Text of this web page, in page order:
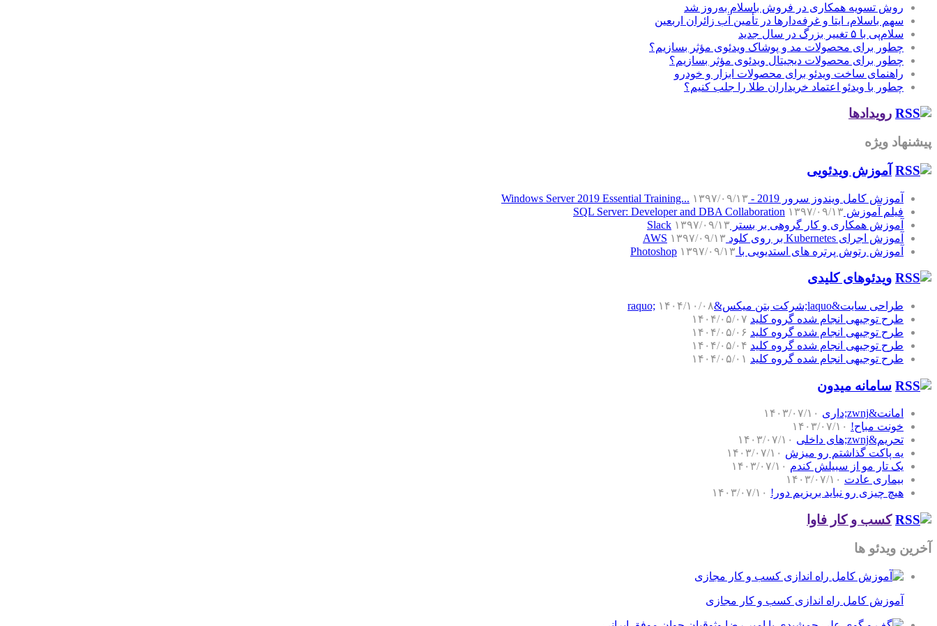
روش تسویه همکاری در فروش باسلام به‌روز شد
سهم باسلام، ایتا و غرفه‌دارها در تأمین آب زائران اربعین
سلام‌پی با ۵ تغییر بزرگ در سال جدید
چطور برای محصولات مد و پوشاک ویدئوی مؤثر بسازیم؟
چطور برای محصولات دیجیتال ویدئوی مؤثر بسازیم؟
راهنمای ساخت ویدئو برای محصولات ابزار و خودرو
چطور با ویدئو اعتماد خریداران طلا را جلب کنیم؟
رویدادها
پیشنهاد ویژه
آموزش‌ ویدئویی
آموزش کامل ویندوز سرور 2019 - Windows Server 2019 Essential Training...
۱۳۹۷/۰۹/۱۳
فیلم آموزش SQL Server: Developer and DBA Collaboration ۱۳۹۷/۰۹/۱۳
آموزش همکاری و کار گروهی بر بستر Slack ۱۳۹۷/۰۹/۱۳
آموزش اجرای Kubernetes بر روی کلود AWS
۱۳۹۷/۰۹/۱۳
آموزش رتوش پرتره های استدیویی با Photoshop ۱۳۹۷/۰۹/۱۳
ویدئوهای کلیدی
طراحی سایت&laquo;شرکت بتن میکس&raquo;
۱۴۰۴/۱۰/۰۸
طرح توجیهی انجام شده گروه کلید ۱۴۰۴/۰۵/۰۷
طرح توجیهی انجام شده گروه کلید ۱۴۰۴/۰۵/۰۶
طرح توجیهی انجام شده گروه کلید ۱۴۰۴/۰۵/۰۴
طرح توجیهی انجام شده گروه کلید ۱۴۰۴/۰۵/۰۱
سامانه میدون
امانت&zwnj;داری
۱۴۰۳/۰۷/۱۰
خونت مباح! ۱۴۰۳/۰۷/۱۰
تحریم&zwnj;های داخلی
۱۴۰۳/۰۷/۱۰
یه پاکت گذاشتم رو میزش ۱۴۰۳/۰۷/۱۰
یک تار مو از سبیلش کندم ۱۴۰۳/۰۷/۱۰
بیماری عادت ۱۴۰۳/۰۷/۱۰
هیچ چیزی رو نباید بریزیم دور! ۱۴۰۳/۰۷/۱۰
کسب و کار فاوا
آخرین ویدئو ها
آموزش کامل راه اندازی کسب و کار مجازی